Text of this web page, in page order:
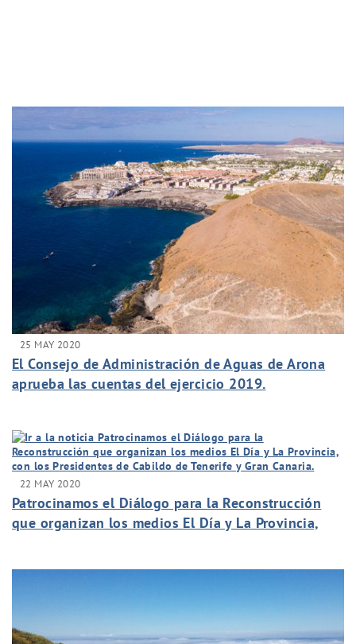
25 MAY 2020
El Consejo de Administración de Aguas de Arona
aprueba las cuentas del ejercicio 2019.
22 MAY 2020
Patrocinamos el Diálogo para la Reconstrucción
que organizan los medios El Día y La Provincia,